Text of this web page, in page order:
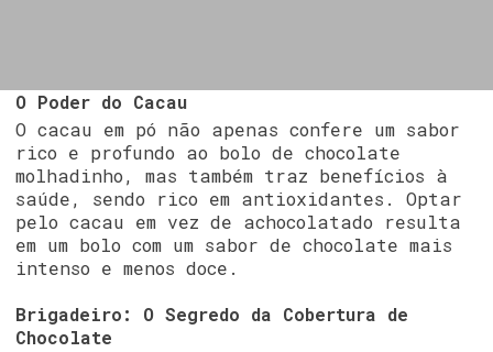
O Poder do Cacau
O cacau em pó não apenas confere um sabor
rico e profundo ao bolo de chocolate
molhadinho, mas também traz benefícios à
saúde, sendo rico em antioxidantes. Optar
pelo cacau em vez de achocolatado resulta
em um bolo com um sabor de chocolate mais
intenso e menos doce.
Brigadeiro: O Segredo da Cobertura de
Chocolate